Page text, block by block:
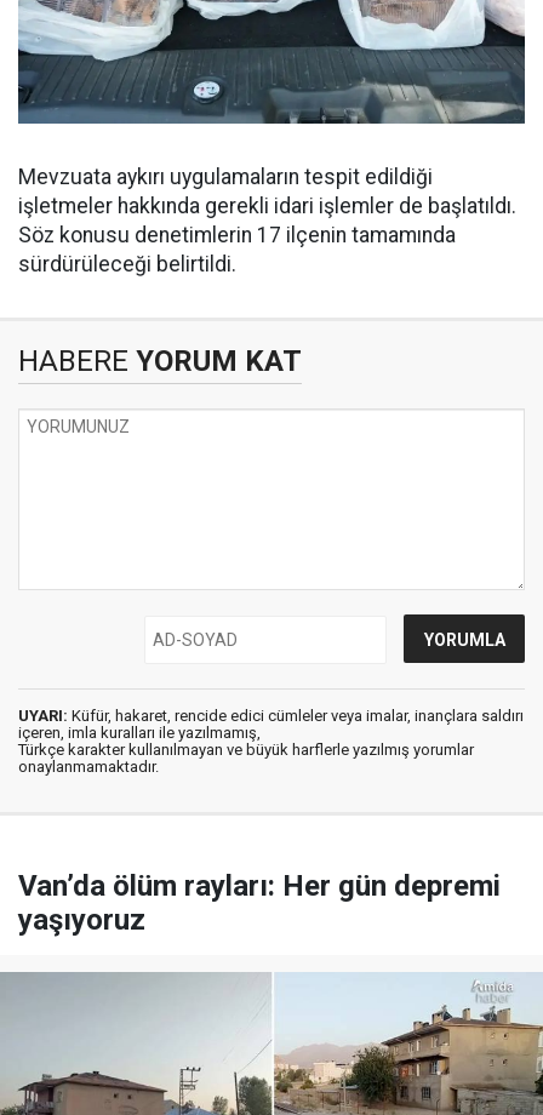
Mevzuata aykırı uygulamaların tespit edildiği
işletmeler hakkında gerekli idari işlemler de başlatıldı.
Söz konusu denetimlerin 17 ilçenin tamamında
sürdürüleceği belirtildi.
HABERE YORUM KAT
UYARI: Küfür, hakaret, rencide edici cümleler veya imalar, inançlara saldırı
içeren, imla kuralları ile yazılmamış,
Türkçe karakter kullanılmayan ve büyük harflerle yazılmış yorumlar
onaylanmamaktadır.
Van’da ölüm rayları: Her gün depremi
yaşıyoruz